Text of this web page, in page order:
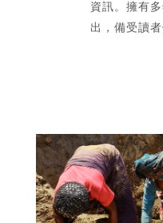
資訊。擁有
出，備受讀者